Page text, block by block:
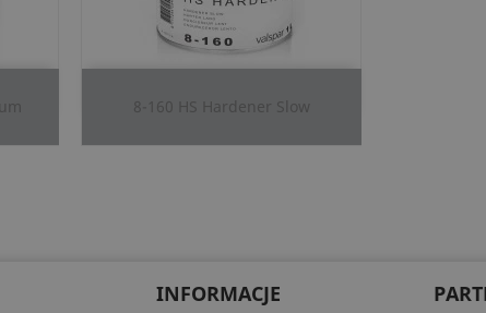
8-160 HS Hardener Slow
INFORMACJE